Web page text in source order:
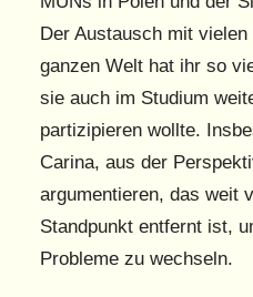
Der Austausch mit
ganzen Welt hat ihr so
sie auch im Studium
partizipieren wollte.
Carina, aus der
argumentieren, das weit
Standpunkt entfernt ist,
Probleme zu wechseln.